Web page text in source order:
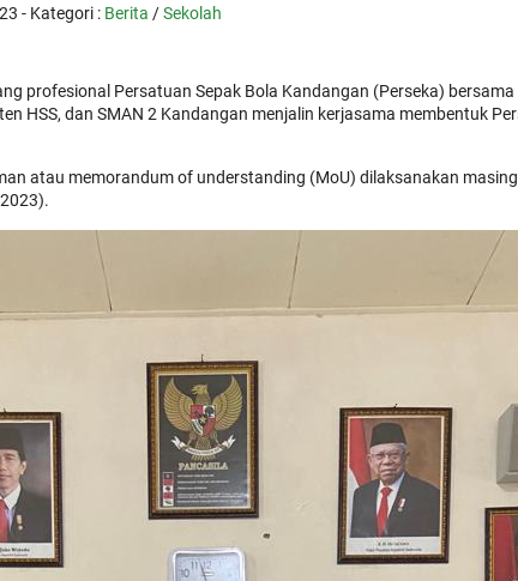
- Kategori : Berita /Sekolah
profesional Persatuan Sepak Bola Kandangan (Perseka)
HSS, dan SMAN 2 Kandangan menjalin kerjasama membentuk
atau memorandum of understanding (MoU) dilaksanakan